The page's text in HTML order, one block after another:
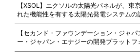
【XSOL】エクソルの太陽光パネルが、東
れた機能性を有する太陽光発電システム
【セカンド・ファウンデーション・ジャ
ー・ジャパン・エナジーの開発プラット